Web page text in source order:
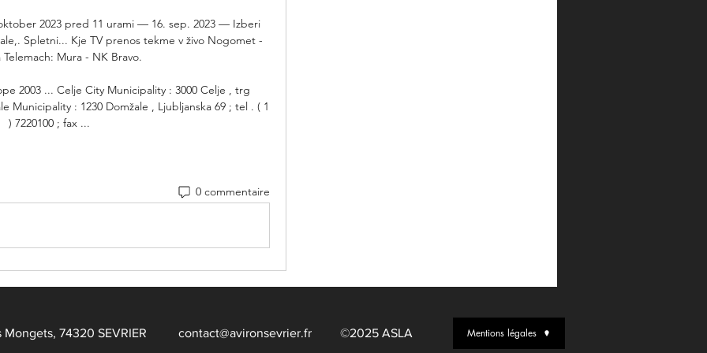
2023 pred 11 urami — 16. sep. 2023 — Izberi
Spletni... Kje TV prenos tekme v živo Nogomet -
Telemach: Mura - NK Bravo.
2003 ... Celje City Municipality : 3000 Celje , trg
Municipality : 1230 Domžale , Ljubljanska 69 ; tel . ( 1
) 7220100 ; fax ...
0 commentaire
Mongets, 74320 SEVRIER contact@avironsevrier.fr ©2025 ASLA Mentions légales